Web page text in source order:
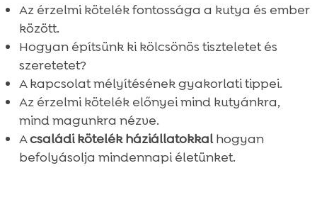
 Kutyabarát ház kialakítása
 Különleges táplálkozási igények
Kutyáink egészsége és jóléte
 Kutya és családtagokhoz való kötődés
 Összefoglaló
 FAQ
Az érzelmi kötelék fontossága a kutya és ember
között.
Hogyan építsünk ki kölcsönös tiszteletet és
szeretetet?
A kapcsolat mélyítésének gyakorlati tippei.
Az érzelmi kötelék előnyei mind kutyánkra,
mind magunkra nézve.
Acsaládi kötelék háziállatokkalhogyan
befolyásolja mindennapi életünket.